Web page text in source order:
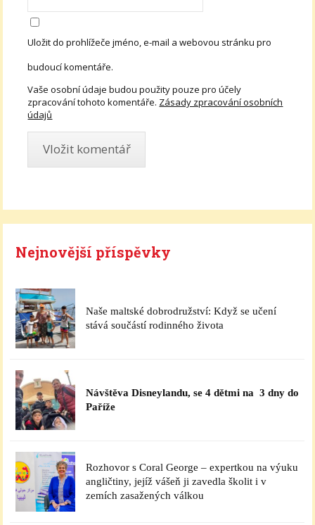
Uložit do prohlížeče jméno, e-mail a webovou stránku pro
budoucí komentáře.
Vaše osobní údaje budou použity pouze pro účely
zpracování tohoto komentáře. Zásady zpracování osobních
údajů
Nejnovější příspěvky
Naše maltské dobrodružství: Když se učení
stává součástí rodinného života
Návštěva Disneylandu, se 4 dětmi na 3 dny do
Paříže
Rozhovor s Coral George – expertkou na výuku
angličtiny, jejíž vášeň ji zavedla školit i v
zemích zasažených válkou